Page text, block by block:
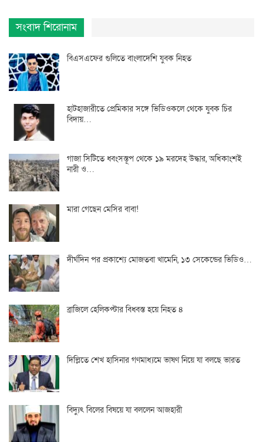
সংবাদ শিরোনাম
বিএসএফের গুলিতে বাংলাদেশি যুবক নিহত
হাটহাজারীতে প্রেমিকার সঙ্গে ভিডিওকলে থেকে যুবক চির
বিদায়…
গাজা সিটিতে ধ্বংসস্তূপ থেকে ১৯ মরদেহ উদ্ধার, অধিকাংশই
নারী ও…
মারা গেছেন মেসির বাবা!
দীর্ঘদিন পর প্রকাশ্যে মোজতবা খামেনি, ১৩ সেকেন্ডের ভিডিও…
ব্রাজিলে হেলিকপ্টার বিধ্বস্ত হয়ে নিহত ৪
দিল্লিতে শেখ হাসিনার গণমাধ্যমে ভাষণ নিয়ে যা বলছে ভারত
বিদ্যুৎ বিলের বিষয়ে যা বললেন আজহারী